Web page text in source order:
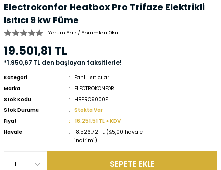
Electrokonfor Heatbox Pro Trifaze Elektrikli
Isıtıcı 9 kw Füme
Yorum Yap / Yorumları Oku
19.501,81 TL
*1.950,67 TL den başlayan taksitlerle!
Kategori
Fanlı Isıtıcılar
Marka
ELECTROKONFOR
Stok Kodu
HBPRO9000F
Stok Durumu
Stokta Var
Fiyat
16.251,51 TL + KDV
Havale
18.526,72 TL (%5,00 havale
indirimi)
SEPETE EKLE